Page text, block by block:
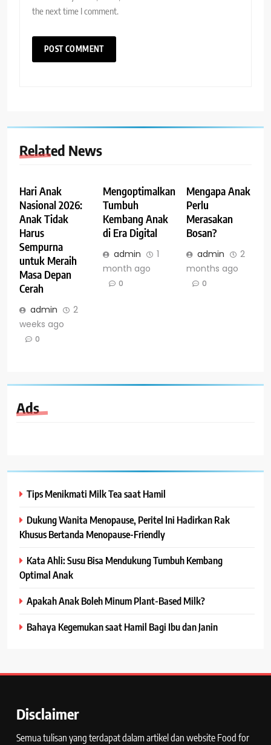
the next time I comment.
Related News
Hari Anak
Nasional 2026:
Anak Tidak
Harus
Sempurna
untuk Meraih
Masa Depan
Cerah
admin
2
weeks ago
0
Mengoptimalkan
Tumbuh
Kembang Anak
di Era Digital
admin
1
month ago
0
Mengapa Anak
Perlu
Merasakan
Bosan?
admin
2
months ago
0
Ads
Tips Menikmati Milk Tea saat Hamil
Dukung Wanita Menopause, Peritel Ini Hadirkan Rak
Khusus Bertanda Menopause-Friendly
Kata Ahli: Susu Bisa Mendukung Tumbuh Kembang
Optimal Anak
Apakah Anak Boleh Minum Plant-Based Milk?
Bahaya Kegemukan saat Hamil Bagi Ibu dan Janin
Disclaimer
Semua tulisan yang terdapat dalam artikel dan website Food for